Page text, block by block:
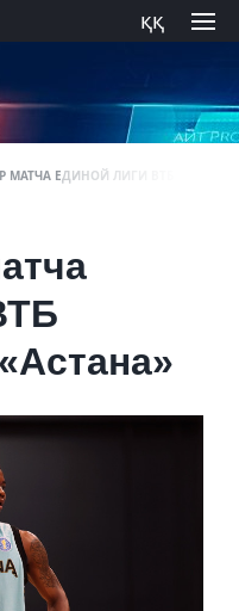
ққ
МАТЧА ЕДИНОЙ ЛИГИ ВТБ